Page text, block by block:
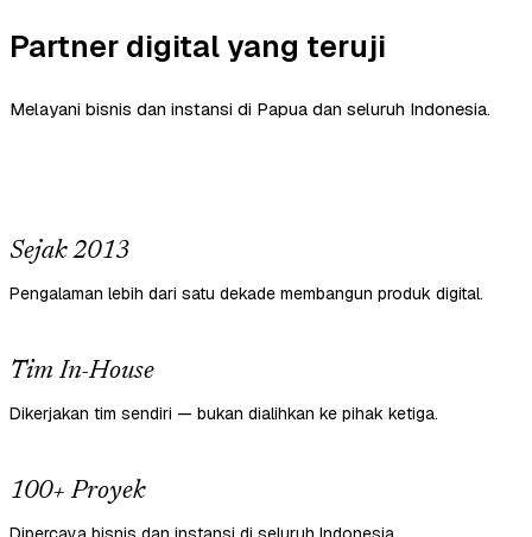
Partner digital yang teruji
Melayani bisnis dan instansi di Papua dan seluruh Indonesia.
Sejak 2013
Pengalaman lebih dari satu dekade membangun produk digital.
Tim In-House
Dikerjakan tim sendiri — bukan dialihkan ke pihak ketiga.
100+ Proyek